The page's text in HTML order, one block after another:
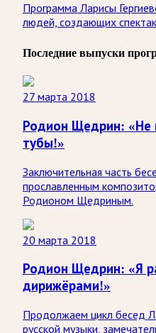
Программа Ларисы
людей, создающих
Последние выпуски
27 марта 2018
Родион Щедрин: «Не
тубы!»
Заключительная часть
прославленным
Родионом Щедриным.
20 марта 2018
Родион Щедрин: «Я
дирижёрами!»
Продолжаем цикл бесед
русской музыки,